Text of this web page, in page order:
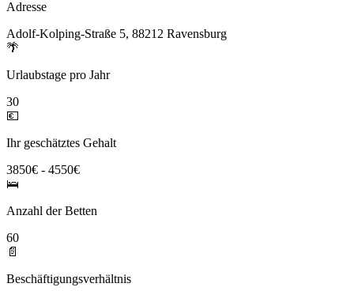
Adresse
Adolf-Kolping-Straße 5, 88212 Ravensburg
🌴
Urlaubstage pro Jahr
30
💶
Ihr geschätztes Gehalt
3850€ - 4550€
🛌
Anzahl der Betten
60
📄
Beschäftigungsverhältnis